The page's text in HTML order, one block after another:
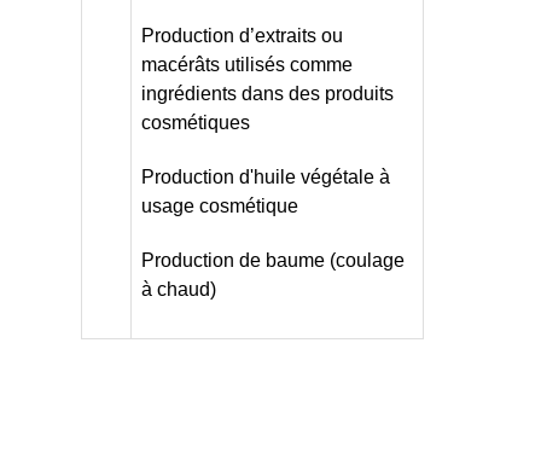
Production d’extraits ou
macérâts utilisés comme
ingrédients dans des produits
cosmétiques
Production d'huile végétale à
usage cosmétique
Production de baume (coulage
à chaud)